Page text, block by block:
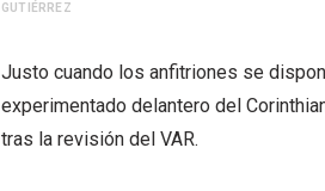
GUTIÉRREZ
Justo cuando los anfitriones se
experimentado delantero del
tras la revisión del VAR.